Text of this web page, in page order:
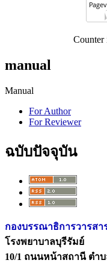
Counter
manual
Manual
For Author
For Reviewer
ฉบับปัจจุบัน
กองบรรณาธิการวารสา
โรงพยาบาลบุรีรัมย์
10/1 ถนนหน้าสถานี ตำบ